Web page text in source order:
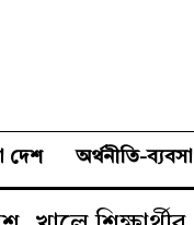
দেশ অর্থনীতি-ব্যবসা